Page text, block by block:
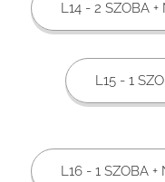
L14 - 2 SZOBA +
L15 - 1
L16 - 1 SZOBA +